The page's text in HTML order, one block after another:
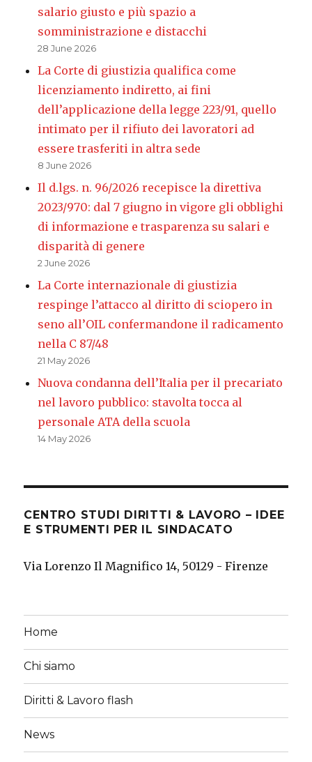
salario giusto e più spazio a
somministrazione e distacchi
28 June 2026
La Corte di giustizia qualifica come
licenziamento indiretto, ai fini
dell’applicazione della legge 223/91, quello
intimato per il rifiuto dei lavoratori ad
essere trasferiti in altra sede
8 June 2026
Il d.lgs. n. 96/2026 recepisce la direttiva
2023/970: dal 7 giugno in vigore gli obblighi
di informazione e trasparenza su salari e
disparità di genere
2 June 2026
La Corte internazionale di giustizia
respinge l’attacco al diritto di sciopero in
seno all’OIL confermandone il radicamento
nella C 87/48
21 May 2026
Nuova condanna dell’Italia per il precariato
nel lavoro pubblico: stavolta tocca al
personale ATA della scuola
14 May 2026
CENTRO STUDI DIRITTI & LAVORO – IDEE
E STRUMENTI PER IL SINDACATO
Via Lorenzo Il Magnifico 14, 50129 - Firenze
Home
Chi siamo
Diritti & Lavoro flash
News